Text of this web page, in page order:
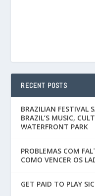
RECENT POSTS
BRAZILIAN FESTIVAL
BRAZIL’S MUSIC,
WATERFRONT PARK
PROBLEMAS COM
COMO VENCER OS
GET PAID TO PLAY